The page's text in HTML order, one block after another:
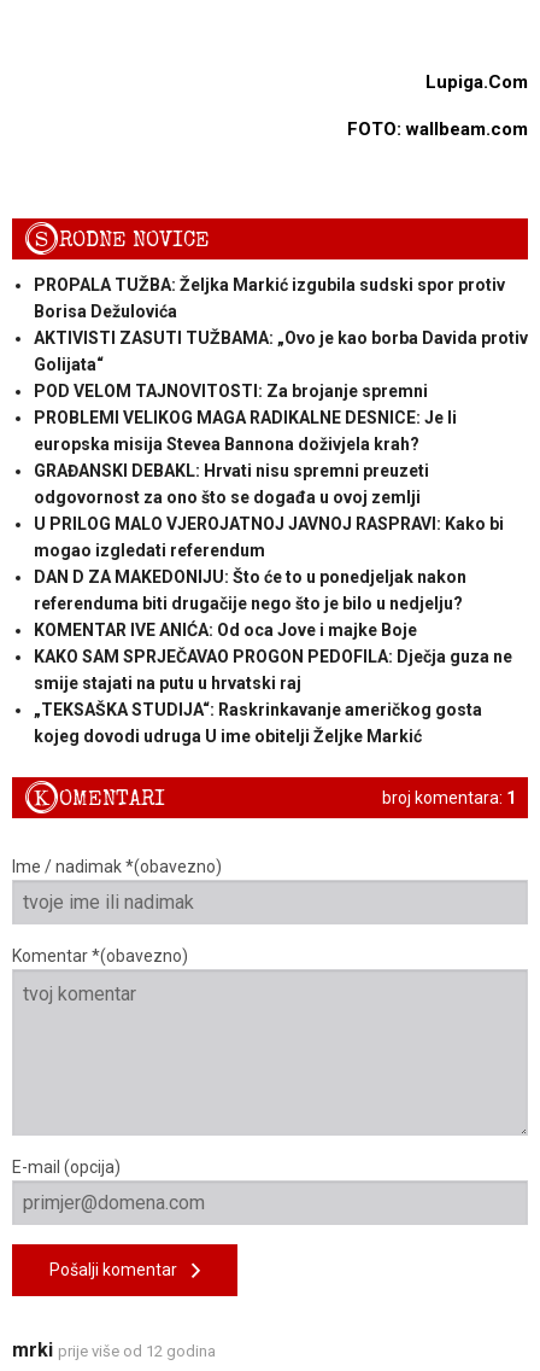
Lupiga.Com
FOTO: wallbeam.com
SRODNE NOVICE
PROPALA TUŽBA: Željka Markić izgubila sudski spor protiv
Borisa Dežulovića
AKTIVISTI ZASUTI TUŽBAMA: „Ovo je kao borba Davida protiv
Golijata“
POD VELOM TAJNOVITOSTI: Za brojanje spremni
PROBLEMI VELIKOG MAGA RADIKALNE DESNICE: Je li
europska misija Stevea Bannona doživjela krah?
GRAĐANSKI DEBAKL: Hrvati nisu spremni preuzeti
odgovornost za ono što se događa u ovoj zemlji
U PRILOG MALO VJEROJATNOJ JAVNOJ RASPRAVI: Kako bi
mogao izgledati referendum
DAN D ZA MAKEDONIJU: Što će to u ponedjeljak nakon
referenduma biti drugačije nego što je bilo u nedjelju?
KOMENTAR IVE ANIĆA: Od oca Jove i majke Boje
KAKO SAM SPRJEČAVAO PROGON PEDOFILA: Dječja guza ne
smije stajati na putu u hrvatski raj
„TEKSAŠKA STUDIJA“: Raskrinkavanje američkog gosta
kojeg dovodi udruga U ime obitelji Željke Markić
broj komentara: 1
KOMENTARI
Ime / nadimak *(obavezno)
Komentar *(obavezno)
E-mail (opcija)
Pošalji komentar
mrki prije više od 12 godina